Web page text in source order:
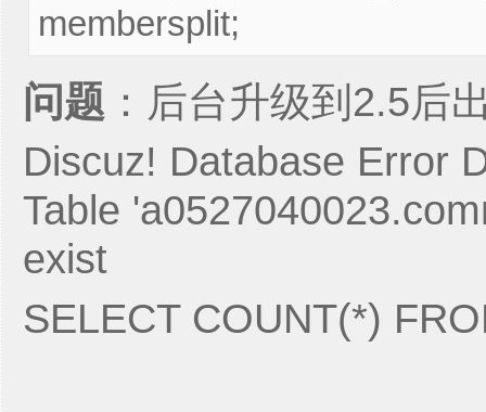
membersplit;
问题 ：后台升级到2.5后
Discuz! Database Error
Table
exist
SELECT COUNT(*)